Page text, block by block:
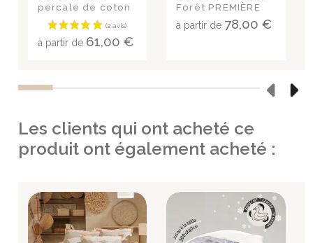
percale de coton
SAUGE
à partir de 61,00 €
Forêt PREMIÈRE
à partir de 78,00 €
Les clients qui ont acheté ce
produit ont également acheté :